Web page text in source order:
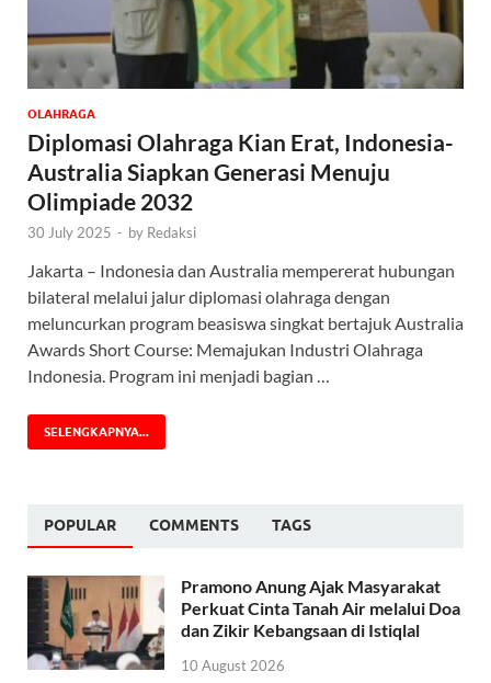
OLAHRAGA
Diplomasi Olahraga Kian Erat, Indonesia-
Australia Siapkan Generasi Menuju
Olimpiade 2032
30 July 2025 - by Redaksi
Jakarta – Indonesia dan Australia mempererat hubungan
bilateral melalui jalur diplomasi olahraga dengan
meluncurkan program beasiswa singkat bertajuk Australia
Awards Short Course: Memajukan Industri Olahraga
Indonesia. Program ini menjadi bagian …
SELENGKAPNYA...
POPULAR COMMENTS TAGS
Pramono Anung Ajak Masyarakat
Perkuat Cinta Tanah Air melalui Doa
dan Zikir Kebangsaan di Istiqlal
10 August 2026